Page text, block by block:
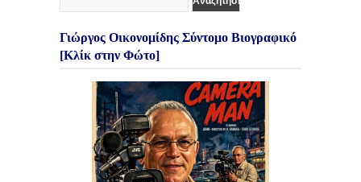
Γιώργος Οικονομίδης Σύντομο Βιογραφικό
[Κλίκ στην Φώτο]